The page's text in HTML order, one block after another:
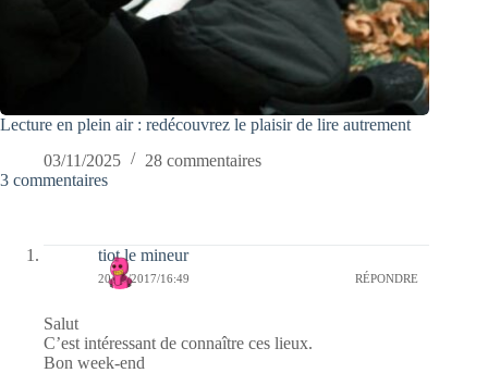
Lecture en plein air : redécouvrez le plaisir de lire autrement
03/11/2025
28 commentaires
3 commentaires
tiot le mineur
20/01/2017/16:49 RÉPONDRE
Salut
C’est intéressant de connaître ces lieux.
Bon week-end